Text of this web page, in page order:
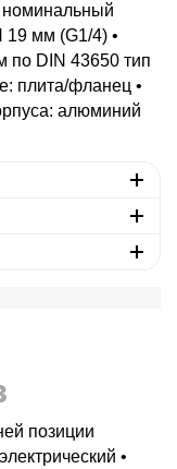
номинальный
19 мм (G1/4) •
по DIN 43650 тип
плита/фланец •
алюминий
позиции
•